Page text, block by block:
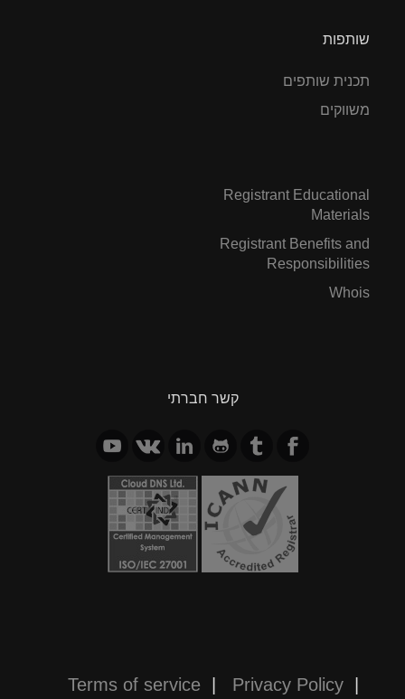
שותפות
תכנית שותפים
משווקים
Registrant Educational
Materials
Registrant Benefits and
Responsibilities
Whois
קשר חברתי
Terms of service | Privacy Policy |